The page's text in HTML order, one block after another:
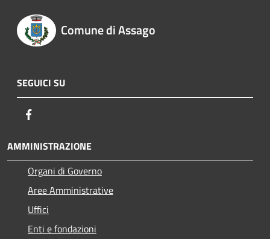
Comune di Assago
SEGUICI SU
AMMINISTRAZIONE
Organi di Governo
Aree Amministrative
Uffici
Enti e fondazioni